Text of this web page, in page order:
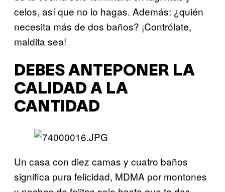
celos, así que no lo hagas. Además: ¿quién
necesita más de dos baños? ¡Contrólate,
maldita sea!
DEBES ANTEPONER LA
CALIDAD A LA
CANTIDAD
Un casa con diez camas y cuatro baños
significa pura felicidad, MDMA por montones